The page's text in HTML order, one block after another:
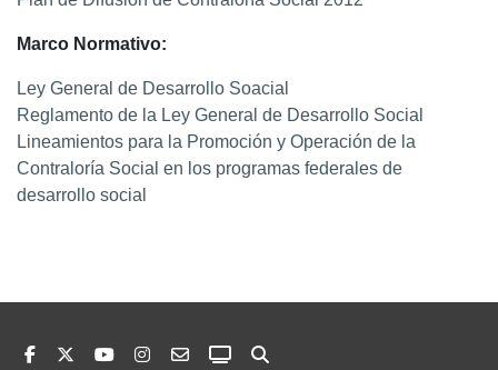
Marco Normativo:
Ley General de Desarrollo Soacial
Reglamento de la Ley General de Desarrollo Social
Lineamientos para la Promoción y Operación de la
Contraloría Social en los programas federales de
desarrollo social